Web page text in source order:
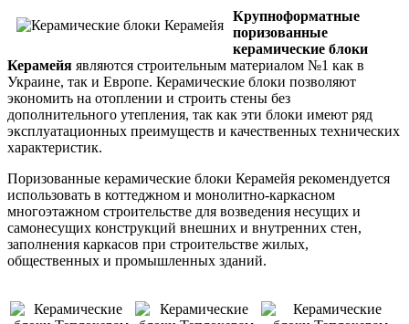
Крупноформатные
поризованные
керамические блоки
Керамейя являются строительным материалом №1 как в
Украине, так и Европе. Керамические блоки позволяют
экономить на отоплении и строить стены без
дополнительного утепления, так как эти блоки имеют ряд
эксплуатационных преимуществ и качественных технических
характеристик.
Поризованные керамические блоки Керамейя рекомендуется
использовать в коттеджном и монолитно-каркасном
многоэтажном строительстве для возведения несущих и
самонесущих конструкций внешних и внутренних стен,
заполнения каркасов при строительстве жилых,
общественных и промышленных зданий.